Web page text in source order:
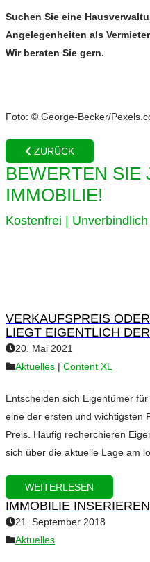
Suchen Sie eine
Angelegenheiten als
Wir beraten Sie gern.
Foto: © George-Becker/
ZURÜCK
BEWERTEN SIE
IMMOBILIE!
Kostenfrei | Unverbindlich
VERKAUFSPREIS
LIEGT EIGENTLICH
20. Mai 2021
Aktuelles | Content XL
Entscheiden sich Eigentümer
eine der ersten und wichtigsten
Preis. Häufig recherchieren
sich über die aktuelle Lage am
WEITERLESEN
IMMOBILIE
21. September 2018
Aktuelles